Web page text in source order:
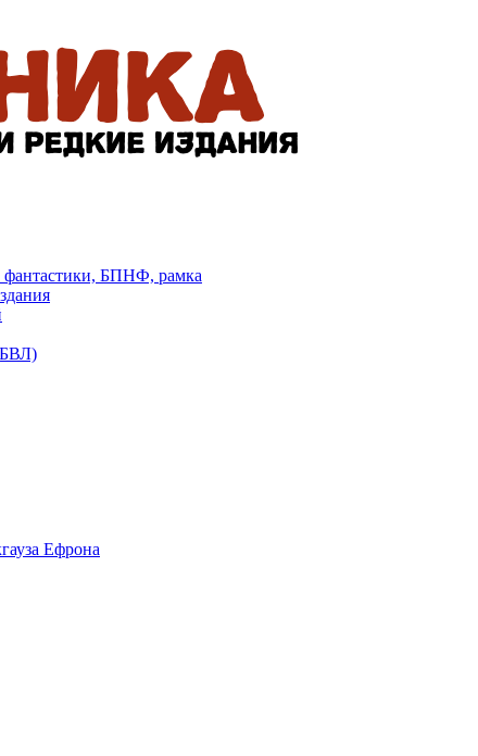
фантастики, БПНФ, рамка
Ефрона